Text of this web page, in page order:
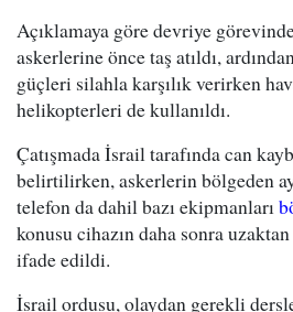
Açıklamaya göre devriye
askerlerine önce taş atıldı,
güçleri silahla karşılık verirken
helikopterleri de kullanıldı.
Çatışmada İsrail tarafında can
belirtilirken, askerlerin bölgeden
telefon da dahil bazı ekipmanları
konusu cihazın daha sonra uzaktan
ifade edildi.
İsrail ordusu, olaydan gerekli